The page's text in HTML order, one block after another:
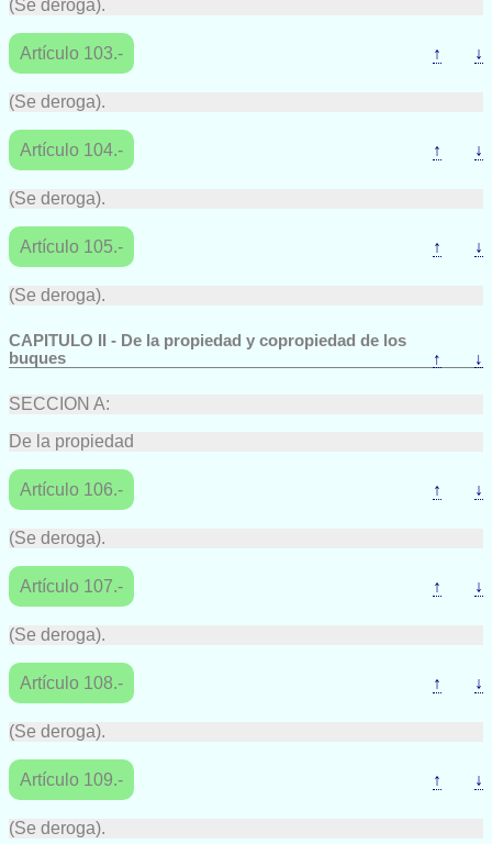
(Se deroga).
Artículo 103.- ↑ ↓
(Se deroga).
Artículo 104.- ↑ ↓
(Se deroga).
Artículo 105.- ↑ ↓
(Se deroga).
CAPITULO II - De la propiedad y copropiedad de los
buques
↑ ↓
SECCION A:
De la propiedad
Artículo 106.- ↑ ↓
(Se deroga).
Artículo 107.- ↑ ↓
(Se deroga).
Artículo 108.- ↑ ↓
(Se deroga).
Artículo 109.- ↑ ↓
(Se deroga).